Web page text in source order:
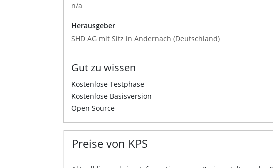
n/a
Herausgeber
SHD AG mit Sitz in Andernach (Deutschland)
Gut zu wissen
Kostenlose Testphase
Kostenlose Basisversion
Open Source
Preise von KPS